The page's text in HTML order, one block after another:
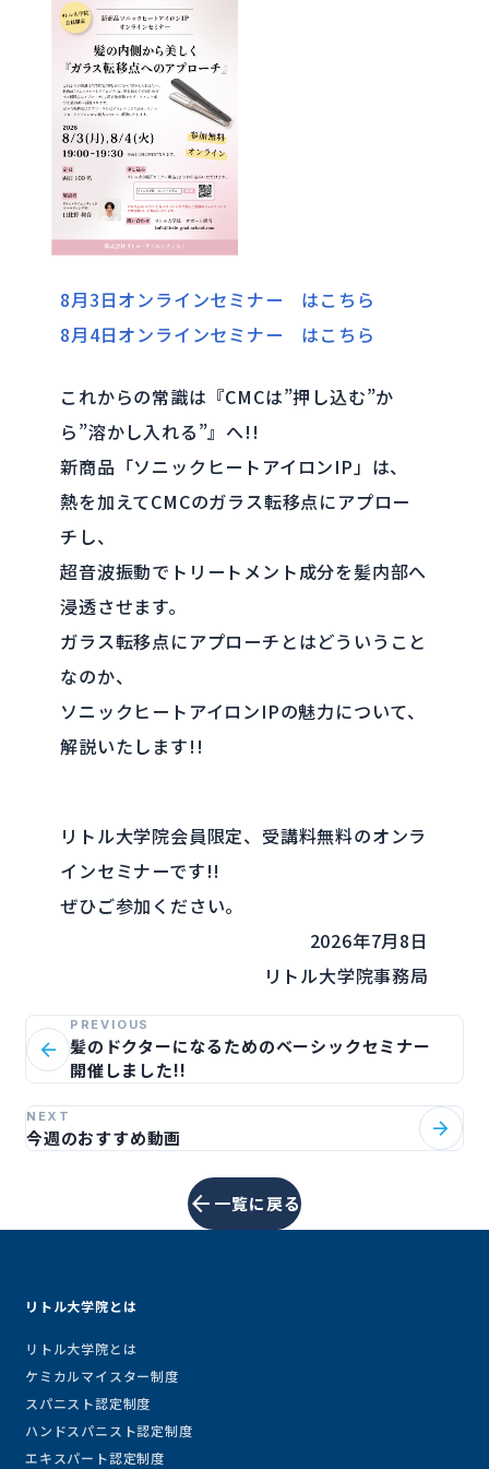
8月3日オンラインセミナー はこちら
8月4日オンラインセミナー はこちら
これからの常識は『CMCは”押し込む”か
ら”溶かし入れる”』へ!!
新商品「ソニックヒートアイロンIP」は、
熱を加えてCMCのガラス転移点にアプロー
チし、
超音波振動でトリートメント成分を髪内部へ
浸透させます。
ガラス転移点にアプローチとはどういうこと
なのか、
ソニックヒートアイロンIPの魅力について、
解説いたします!!
リトル大学院会員限定、受講料無料のオンラ
インセミナーです!!
ぜひご参加ください。
2026年7月8日
リトル大学院事務局
arrow_back
PREVIOUS
髪のドクターになるためのベーシックセミナー
開催しました!!
NEXT
今週のおすすめ動画 arrow_forward
arrow_back 一覧に戻る
リトル大学院とは
リトル大学院とは
ケミカルマイスター制度
スパニスト認定制度
ハンドスパニスト認定制度
エキスパート認定制度